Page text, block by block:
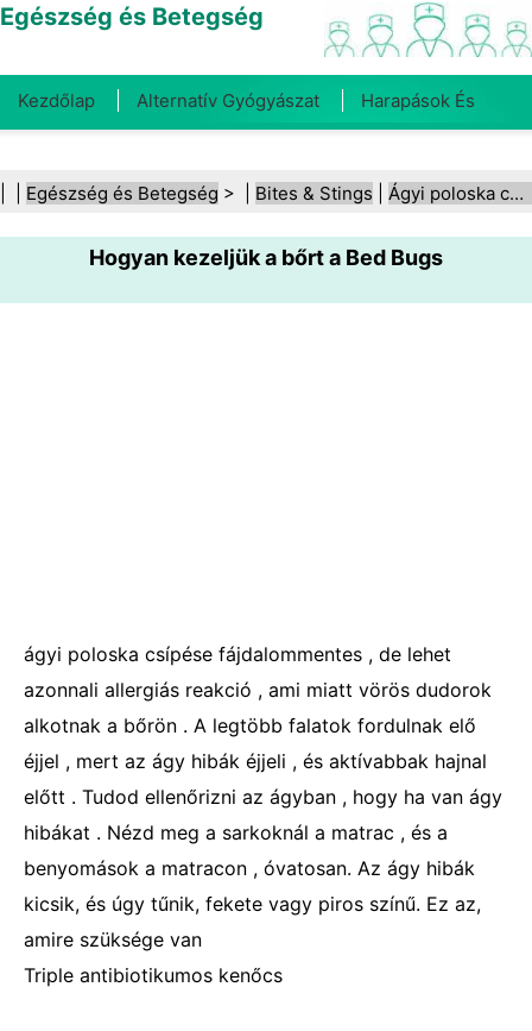
Egészség és Betegség
Kezdőlap Alternatív Gyógyászat Harapások És
Fogegészség Diéta És Táplálkozás Családi
Egészségügyi Ágazat Mentális Egészség
Közegészségügy És Biztonság Sebészet És
Egészség és Betegség > | Bites & Stings Ágyi poloska csípései
Hogyan kezeljük a bőrt a Bed Bugs
ágyi poloska csípése fájdalommentes , de lehet
azonnali allergiás reakció , ami miatt vörös dudorok
alkotnak a bőrön . A legtöbb falatok fordulnak elő
éjjel , mert az ágy hibák éjjeli , és aktívabbak hajnal
előtt . Tudod ellenőrizni az ágyban , hogy ha van ágy
hibákat . Nézd meg a sarkoknál a matrac , és a
benyomások a matracon , óvatosan. Az ágy hibák
kicsik, és úgy tűnik, fekete vagy piros színű. Ez az,
amire szüksége van
Triple antibiotikumos kenőcs